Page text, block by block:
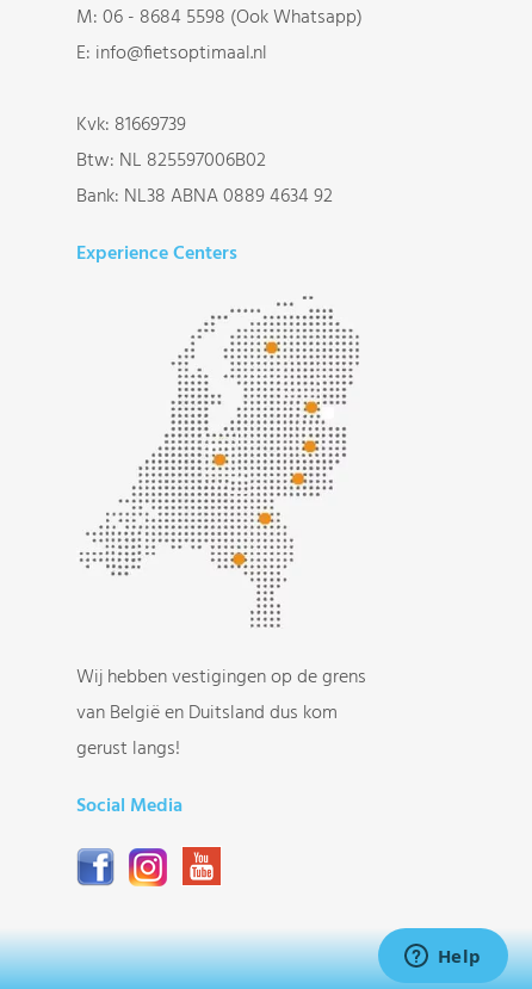
M:06 - 8684 5598 (Ook Whatsapp)
E: info@fietsoptimaal.nl
Kvk: 81669739
Btw: NL 825597006B02
Bank: NL38 ABNA 0889 4634 92
Experience Centers
Wij hebben vestigingen op de grens
van België en Duitsland dus kom
gerust langs!
Social Media